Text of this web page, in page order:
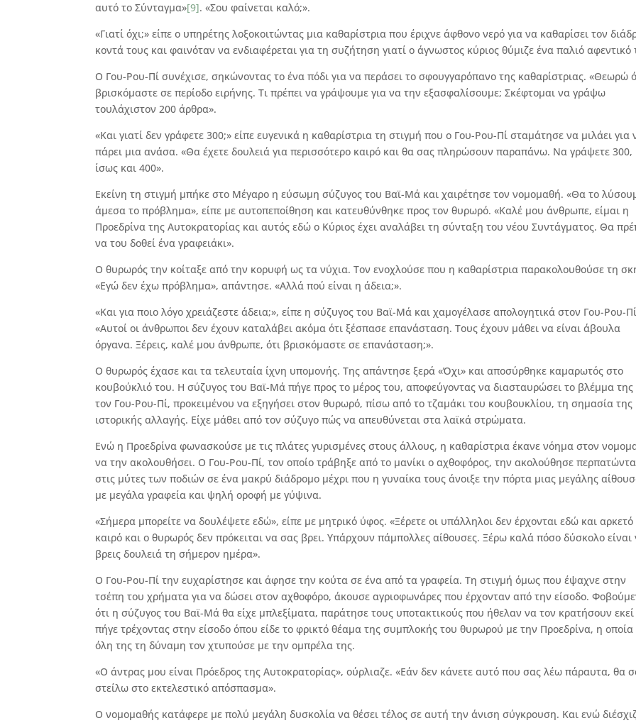
αυτό το Σύνταγμα»[9]. «Σου φαίνεται καλό;».
«Γιατί όχι;» είπε ο υπηρέτης λοξοκοιτώντας μια καθαρίστρια που έριχνε άφθονο νερό για να καθαρίσει τον
κοντά τους και φαινόταν να ενδιαφέρεται για τη συζήτηση γιατί ο άγνωστος κύριος θύμιζε ένα παλιό αφεντικό
Ο Γου-Ρου-Πί συνέχισε, σηκώνοντας το ένα πόδι για να περάσει το σφουγγαρόπανο της καθαρίστριας. «Θεωρώ
βρισκόμαστε σε περίοδο ειρήνης. Τι πρέπει να γράψουμε για να την εξασφαλίσουμε; Σκέφτομαι να γράψω
τουλάχιστον 200 άρθρα».
«Και γιατί δεν γράφετε 300;» είπε ευγενικά η καθαρίστρια τη στιγμή που ο Γου-Ρου-Πί σταμάτησε να μιλάει για
πάρει μια ανάσα. «Θα έχετε δουλειά για περισσότερο καιρό και θα σας πληρώσουν παραπάνω. Να γράψετε 300,
ίσως και 400».
Εκείνη τη στιγμή μπήκε στο Μέγαρο η εύσωμη σύζυγος του Βαϊ-Μά και χαιρέτησε τον νομομαθή. «Θα το
άμεσα το πρόβλημα», είπε με αυτοπεποίθηση και κατευθύνθηκε προς τον θυρωρό. «Καλέ μου άνθρωπε, είμαι η
Προεδρίνα της Αυτοκρατορίας και αυτός εδώ ο Κύριος έχει αναλάβει τη σύνταξη του νέου Συντάγματος. Θα
να του δοθεί ένα γραφειάκι».
Ο θυρωρός την κοίταξε από την κορυφή ως τα νύχια. Τον ενοχλούσε που η καθαρίστρια παρακολουθούσε τη
«Εγώ δεν έχω πρόβλημα», απάντησε. «Αλλά πού είναι η άδεια;».
«Και για ποιο λόγο χρειάζεστε άδεια;», είπε η σύζυγος του Βαϊ-Μά και χαμογέλασε απολογητικά στον Γου-Ρου-
«Αυτοί οι άνθρωποι δεν έχουν καταλάβει ακόμα ότι ξέσπασε επανάσταση. Τους έχουν μάθει να είναι άβουλα
όργανα. Ξέρεις, καλέ μου άνθρωπε, ότι βρισκόμαστε σε επανάσταση;».
Ο θυρωρός έχασε και τα τελευταία ίχνη υπομονής. Της απάντησε ξερά «Όχι» και αποσύρθηκε καμαρωτός στο
κουβούκλιό του. Η σύζυγος του Βαϊ-Μά πήγε προς το μέρος του, αποφεύγοντας να διασταυρώσει το βλέμμα της
τον Γου-Ρου-Πί, προκειμένου να εξηγήσει στον θυρωρό, πίσω από το τζαμάκι του κουβουκλίου, τη σημασία της
ιστορικής αλλαγής. Είχε μάθει από τον σύζυγο πώς να απευθύνεται στα λαϊκά στρώματα.
Ενώ η Προεδρίνα φωνασκούσε με τις πλάτες γυρισμένες στους άλλους, η καθαρίστρια έκανε νόημα στον
να την ακολουθήσει. Ο Γου-Ρου-Πί, τον οποίο τράβηξε από το μανίκι ο αχθοφόρος, την ακολούθησε
στις μύτες των ποδιών σε ένα μακρύ διάδρομο μέχρι που η γυναίκα τους άνοιξε την πόρτα μιας μεγάλης
με μεγάλα γραφεία και ψηλή οροφή με γύψινα.
«Σήμερα μπορείτε να δουλέψετε εδώ», είπε με μητρικό ύφος. «Ξέρετε οι υπάλληλοι δεν έρχονται εδώ και αρκετό
καιρό και ο θυρωρός δεν πρόκειται να σας βρει. Υπάρχουν πάμπολλες αίθουσες. Ξέρω καλά πόσο δύσκολο είναι
βρεις δουλειά τη σήμερον ημέρα».
Ο Γου-Ρου-Πί την ευχαρίστησε και άφησε την κούτα σε ένα από τα γραφεία. Τη στιγμή όμως που έψαχνε στην
τσέπη του χρήματα για να δώσει στον αχθοφόρο, άκουσε αγριοφωνάρες που έρχονταν από την είσοδο.
ότι η σύζυγος του Βαϊ-Μά θα είχε μπλεξίματα, παράτησε τους υποτακτικούς που ήθελαν να τον κρατήσουν εκεί
πήγε τρέχοντας στην είσοδο όπου είδε το φρικτό θέαμα της συμπλοκής του θυρωρού με την Προεδρίνα, η οποία
όλη της τη δύναμη τον χτυπούσε με την ομπρέλα της.
«Ο άντρας μου είναι Πρόεδρος της Αυτοκρατορίας», ούρλιαζε. «Εάν δεν κάνετε αυτό που σας λέω πάραυτα, θα
στείλω στο εκτελεστικό απόσπασμα».
Ο νομομαθής κατάφερε με πολύ μεγάλη δυσκολία να θέσει τέλος σε αυτή την άνιση σύγκρουση. Και ενώ